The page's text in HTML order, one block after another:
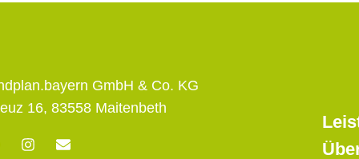
GmbH & Co. KG
16, 83558 Maitenbeth
I
n
E
n